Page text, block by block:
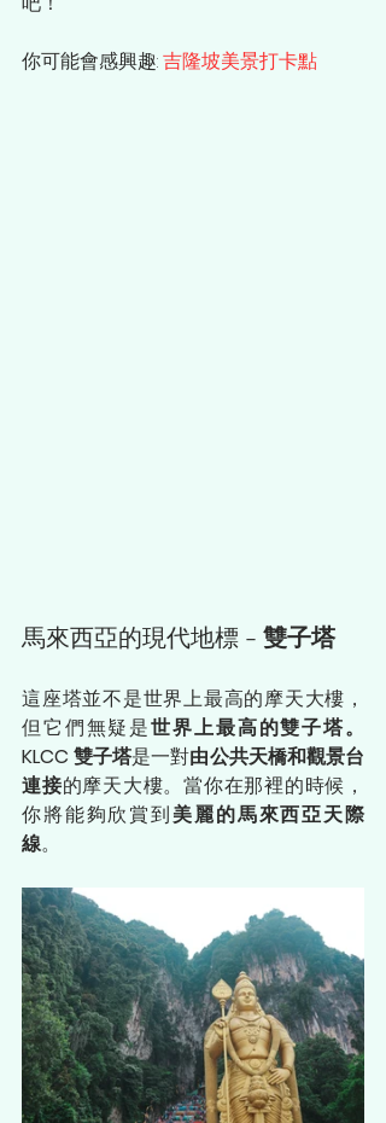
你可能會感興趣: 吉隆坡美景打卡點
馬來西亞的現代地標 - 雙子塔
這座塔並不是世界上最高的摩天大樓，
但它們無疑是世界上最高的雙子塔。
KLCC 雙子塔是一對由公共天橋和觀景台
連接的摩天大樓。當你在那裡的時候，
你將能夠欣賞到美麗的馬來西亞天際
線。